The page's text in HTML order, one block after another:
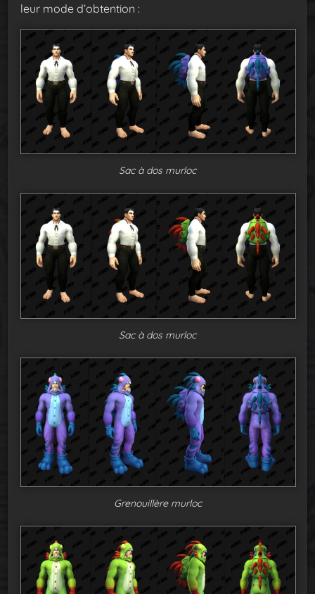
leur mode d’obtention :
Sac à dos murloc
Sac à dos murloc
Grenouillère murloc